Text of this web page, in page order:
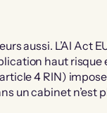
aussi. L’AI Act
haut risque
4 RIN)
un cabinet n’est